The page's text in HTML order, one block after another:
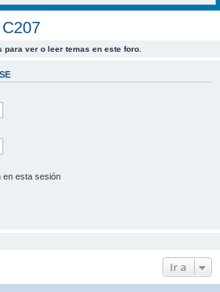
ver o leer temas en este foro.
en esta sesión
Ir a